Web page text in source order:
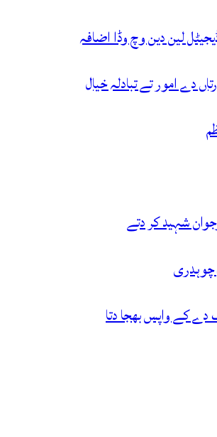
لین دین وچ وڈا اضافہ
دے امور تے تبادلہ خیال
چوہدری
دے کے واپس بھجا دتا